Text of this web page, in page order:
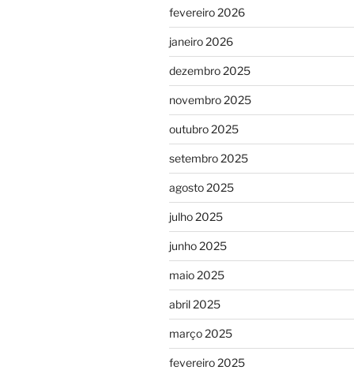
fevereiro 2026
janeiro 2026
dezembro 2025
novembro 2025
outubro 2025
setembro 2025
agosto 2025
julho 2025
junho 2025
maio 2025
abril 2025
março 2025
fevereiro 2025